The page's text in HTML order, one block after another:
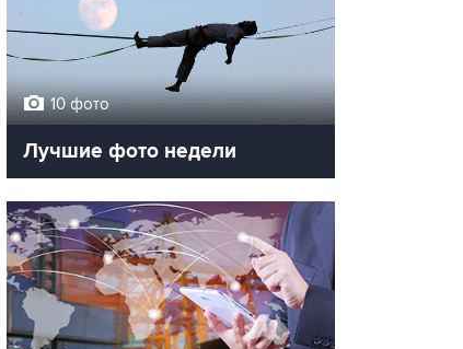
10 фото
Лучшие фото недели